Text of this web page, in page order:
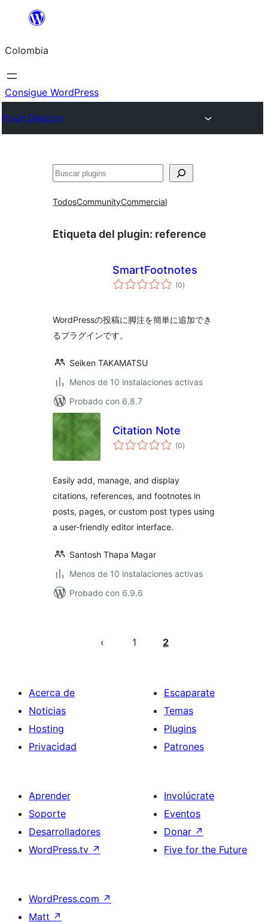
Saltar
contenido
Colombia
Consigue WordPress
Plugin Directory
Buscar
TodosCommunityCommercial
Etiqueta del plugin: reference
SmartFootnotes
(0total
de
)
WordPressの投稿に脚注を簡単に追加でき
るプラグインです。
Seiken TAKAMATSU
Menos de 10 instalaciones activas
Probado con 6.8.7
Citation Note
(0total
de
)
Easily add, manage, and display
citations, references, and footnotes in
posts, pages, or custom post types using
a user-friendly editor interface.
Santosh Thapa Magar
Menos de 10 instalaciones activas
Probado con 6.9.6
1 2
Acerca de
Noticias
Hosting
Privacidad
Escaparate
Temas
Plugins
Patrones
Aprender
Soporte
Desarrolladores
WordPress.tv ↗
Involúcrate
Eventos
Donar ↗
Five for the Future
WordPress.com ↗
Matt ↗